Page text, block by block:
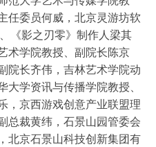
任委员何威，北京灵游坊软
《影之刃零》制作人梁其
术学院教授、副院长陈京
院长齐伟，吉林艺术学院动
学资讯与传播学院教授、
，京西游戏创意产业联盟理
总裁黄纬，石景山园管委会
北京石景山科技创新集团有